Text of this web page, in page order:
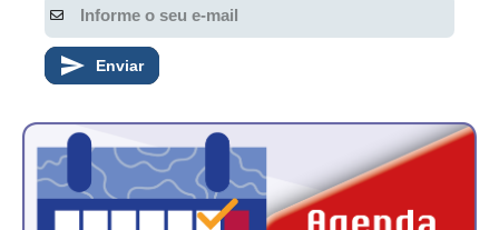
APOSENTADORIA
CONVÊNIOS
PLANO DE SAÚDE
SEESPPREV
Enviar